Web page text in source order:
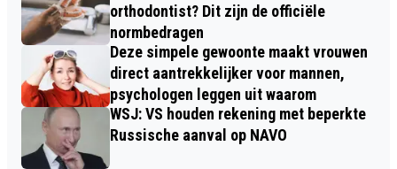
orthodontist? Dit zijn de officiële
normbedragen
Deze simpele gewoonte maakt vrouwen
direct aantrekkelijker voor mannen,
psychologen leggen uit waarom
WSJ: VS houden rekening met beperkte
Russische aanval op NAVO